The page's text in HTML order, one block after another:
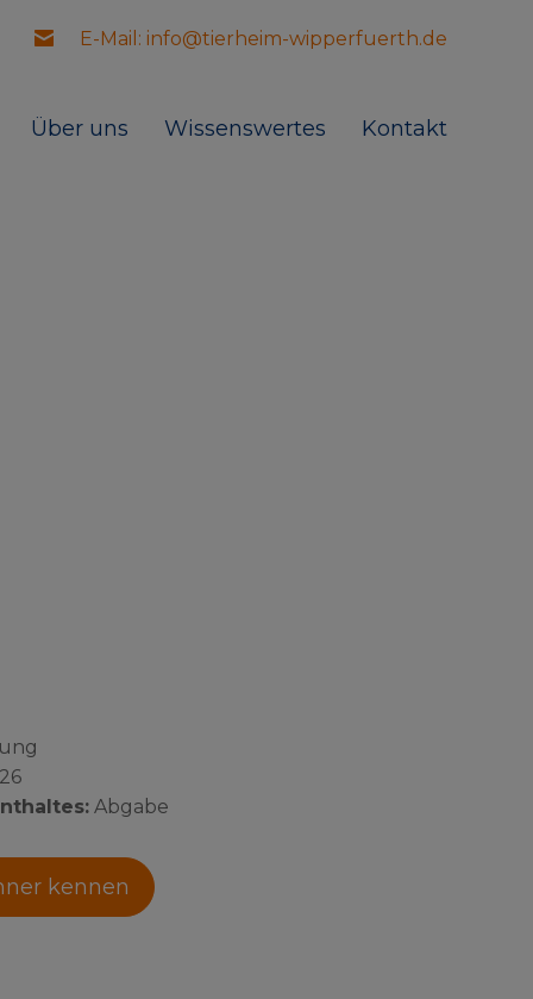
E-Mail: info@tierheim-wipperfuerth.de
Über uns Wissenswertes Kontakt
Abgabe
kennen